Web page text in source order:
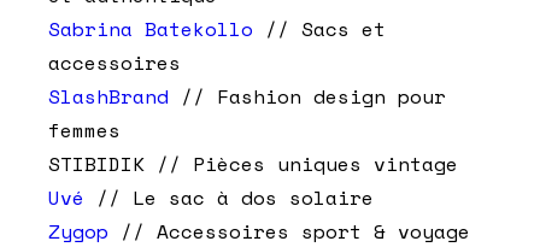
Sabrina Batekollo // Sacs et
accessoires
SlashBrand // Fashion design pour
femmes
STIBIDIK // Pièces uniques vintage
Uvé // Le sac à dos solaire
Zygop // Accessoires sport & voyage